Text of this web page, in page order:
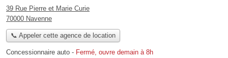
39 Rue Pierre et Marie Curie
70000 Navenne
📞 Appeler cette agence de location
Concessionnaire auto - Fermé, ouvre demain à 8h